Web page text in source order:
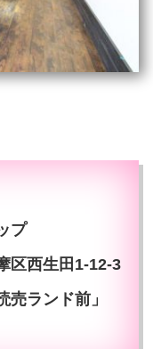
プ
西生田1-12-3
ランド前」